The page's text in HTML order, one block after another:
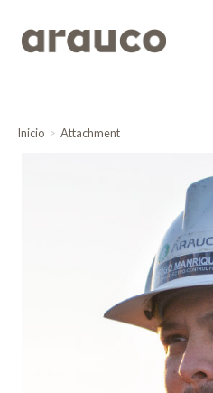
Inicio Attachment